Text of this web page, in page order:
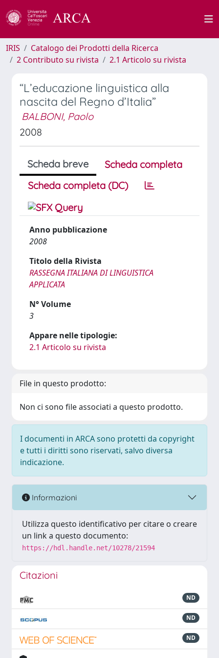
IRIS
Catalogo dei Prodotti della Ricerca
2 Contributo su rivista
2.1 Articolo su rivista
“L’educazione linguistica alla
nascita del Regno d’Italia”
BALBONI, Paolo
2008
Scheda breve
Scheda completa
Scheda completa (DC)
Anno pubblicazione
2008
Titolo della Rivista
RASSEGNA ITALIANA DI LINGUISTICA
APPLICATA
N° Volume
3
Appare nelle tipologie:
2.1 Articolo su rivista
File in questo prodotto:
Non ci sono file associati a questo prodotto.
I documenti in ARCA sono protetti da copyright
e tutti i diritti sono riservati, salvo diversa
indicazione.
Informazioni
Utilizza questo identificativo per citare o creare
un link a questo documento:
https://hdl.handle.net/10278/21594
Citazioni
ND
ND
ND